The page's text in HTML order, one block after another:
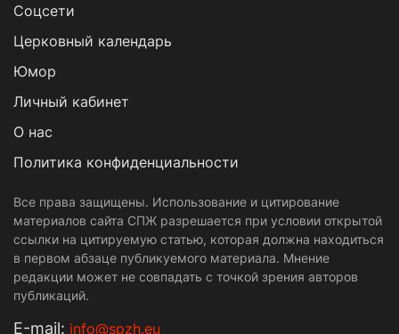
Cоцсети
Церковный календарь
Юмор
Личный кабинет
О нас
Политика конфиденциальности
Все права защищены. Использование и цитирование
материалов сайта СПЖ разрешается при условии открытой
ссылки на цитируемую статью, которая должна находиться
в первом абзаце публикуемого материала. Мнение
редакции может не совпадать с точкой зрения авторов
публикаций.
Е-mail: info@spzh.eu